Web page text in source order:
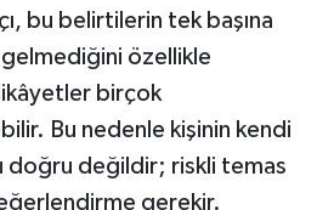
bu belirtilerin tek başına
gelmediğini özellikle
birçok
Bu nedenle kişinin kendi
doğru değildir; riskli temas
gerekir.